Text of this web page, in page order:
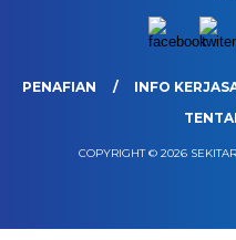
PENAFIAN INFO
COPYRIGHT © 2026